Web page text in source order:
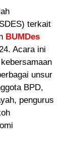
terkait
BUMDes
Acara ini
unsur
BPD,
pengurus